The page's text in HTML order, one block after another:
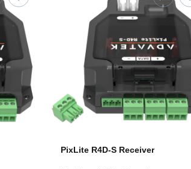
PixLite R4D-S Receiver